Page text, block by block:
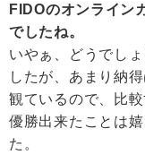
FIDOのオンライン
でしたね。
いやぁ、どうでし
したが、あまり納
観ているので、比
優勝出来たことは
た。